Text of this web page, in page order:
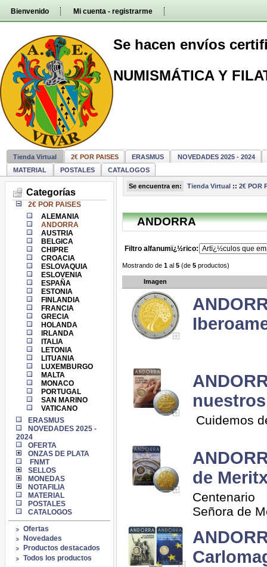
directamente
Bienvenido Mi cuenta - registrarme
Se hacen envíos
NUMISMÁTICA Y
Tienda Virtual 2€ POR PAISES ERASMUS
NOVEDADES 2025 - 2024
MATERIAL
POSTALES CATALOGOS
Categorías
2€ POR PAISES
ALEMANIA
ANDORRA
AUSTRIA
BELGICA
CHIPRE
CROACIA
ESLOVAQUIA
ESLOVENIA
ESPAÑA
ESTONIA
FINLANDIA
FRANCIA
GRECIA
HOLANDA
IRLANDA
ITALIA
LETONIA
LITUANIA
LUXEMBURGO
MALTA
MONACO
PORTUGAL
SAN MARINO
VATICANO
ERASMUS
NOVEDADES 2025 -
2024
OFERTA
ONZAS DE PLATA
FNMT
SELLOS
MONEDAS
NOTAFILIA
MATERIAL
POSTALES
CATALOGOS
Ofertas
Novedades
Productos destacados
Todos los productos
Se encuentra en: Tienda Virtual:: 2€ POR
ANDORRA
Filtro alfanumï¿½rico:
Mostrando de 1al 5(de 5productos)
Imagen
Cuidemos
de
Señora de